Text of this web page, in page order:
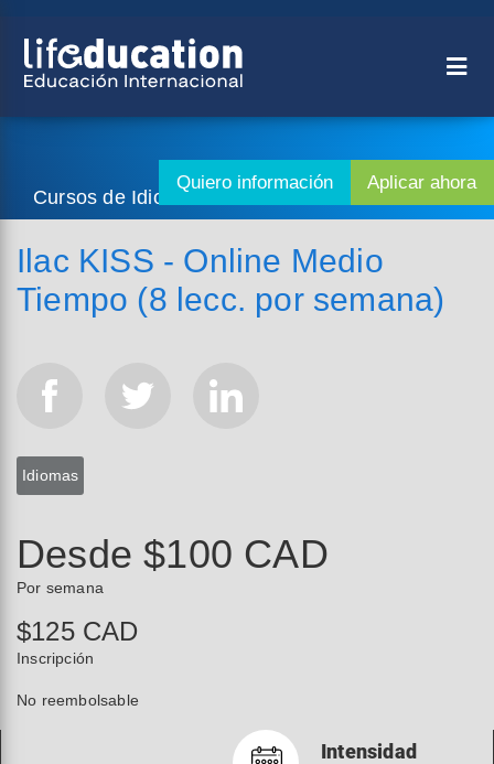
Cursos de Idiomas - Idiomas
Ilac KISS - Online Medio
Tiempo (8 lecc. por semana)
Idiomas
Desde $100 CAD
Por semana
$125 CAD
Inscripción
No reembolsable
Intensidad